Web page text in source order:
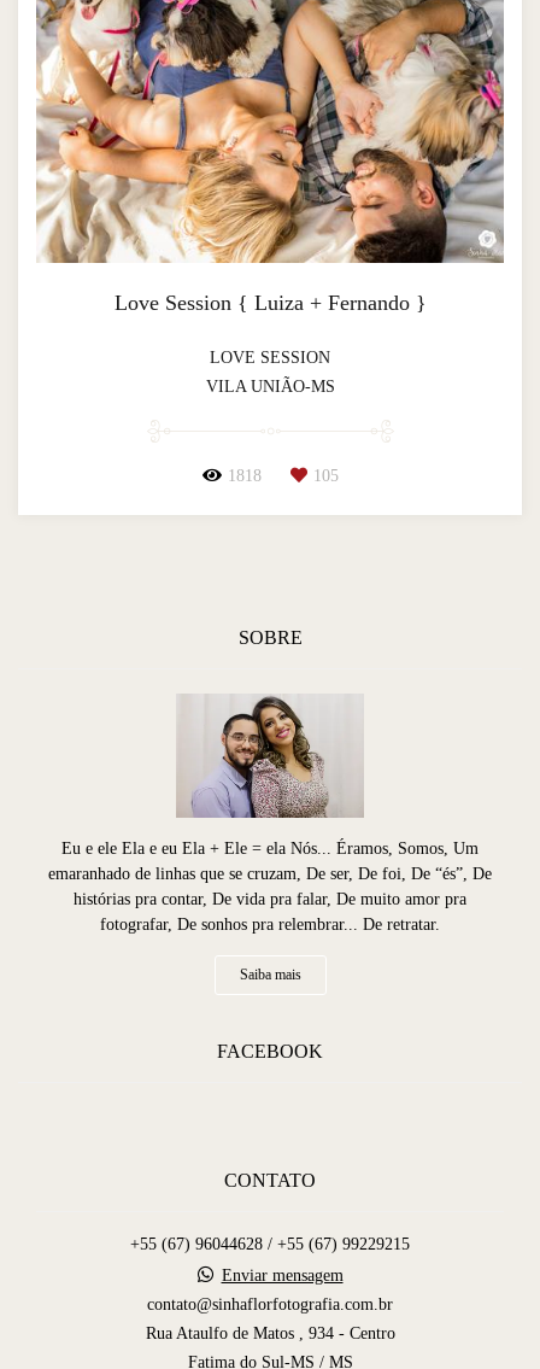
Love Session { Luiza + Fernando }
LOVE SESSION
VILA UNIÃO-MS
1818 105
SOBRE
Eu e ele Ela e eu Ela + Ele = ela Nós... Éramos, Somos, Um
emaranhado de linhas que se cruzam, De ser, De foi, De “és”, De
histórias pra contar, De vida pra falar, De muito amor pra
fotografar, De sonhos pra relembrar... De retratar.
Saiba mais
FACEBOOK
CONTATO
+55 (67) 96044628 / +55 (67) 99229215
Enviar mensagem
contato@sinhaflorfotografia.com.br
Rua Ataulfo de Matos , 934 - Centro
Fatima do Sul-MS / MS